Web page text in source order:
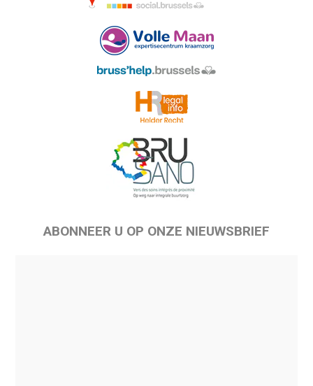
ABONNEER U OP ONZE NIEUWSBRIEF